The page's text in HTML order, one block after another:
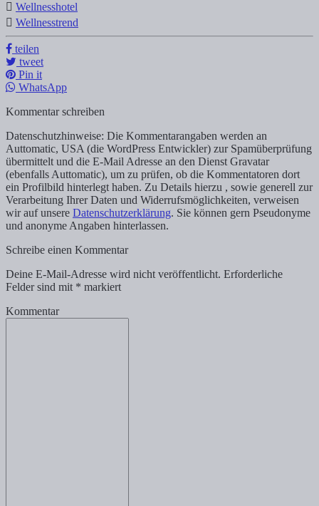
Wellnesshotel
Wellnesstrend
teilen
tweet
Pin it
WhatsApp
Kommentar schreiben
Datenschutzhinweise: Die Kommentarangaben werden an
Auttomatic, USA (die WordPress Entwickler) zur Spamüberprüfung
übermittelt und die E-Mail Adresse an den Dienst Gravatar
(ebenfalls Auttomatic), um zu prüfen, ob die Kommentatoren dort
ein Profilbild hinterlegt haben. Zu Details hierzu , sowie generell zur
Verarbeitung Ihrer Daten und Widerrufsmöglichkeiten, verweisen
wir auf unsere Datenschutzerklärung. Sie können gern Pseudonyme
und anonyme Angaben hinterlassen.
Schreibe einen Kommentar
Deine E-Mail-Adresse wird nicht veröffentlicht. Erforderliche
Felder sind mit * markiert
Kommentar